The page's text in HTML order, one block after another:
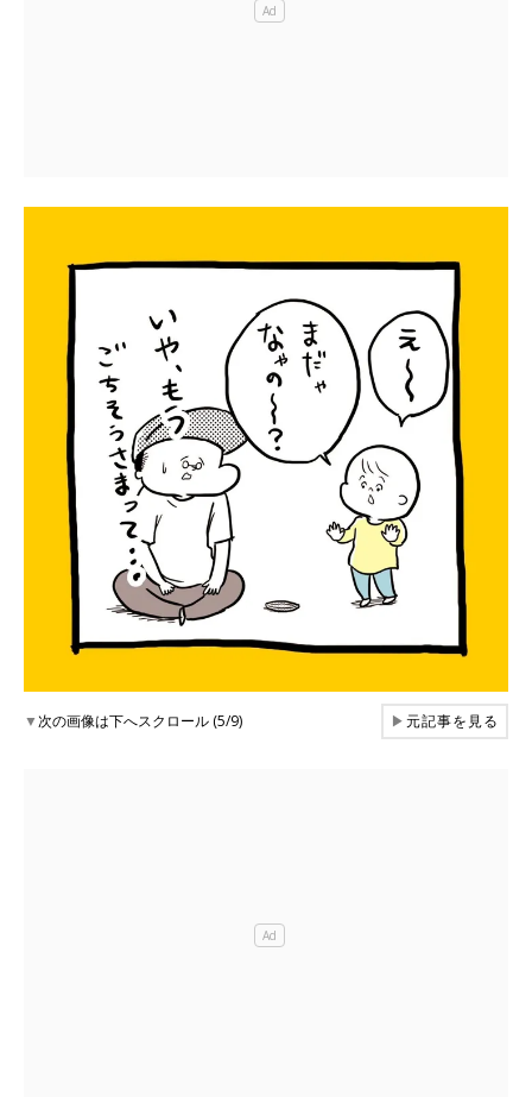
▼次の画像は下へスクロール (5/9) ▶元記事を見る